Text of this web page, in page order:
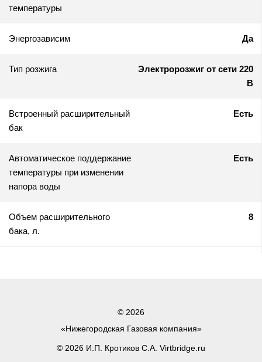
температуры
Энергозависим Да
Тип розжига
Электророзжиг от сети 220
В
Встроенный расширительный
бак
Есть
Автоматическое поддержание
температуры при изменении
напора воды
Есть
Объем расширительного
бака, л.
8
© 2026
«Нижегородская Газовая компания»
© 2026 И.П. Кротиков С.А. Virtbridge.ru